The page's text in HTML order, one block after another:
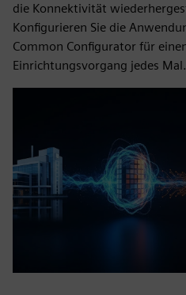
die Konnektivität
Konfigurieren Sie die
Common Configurator für
Einrichtungsvorgang jedes Mal.